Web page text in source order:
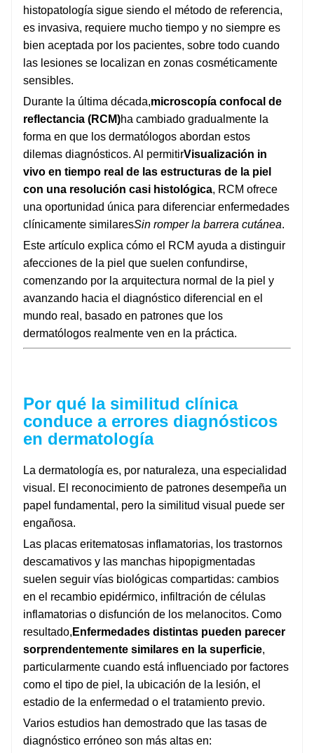
histopatología sigue siendo el método de referencia,
es invasiva, requiere mucho tiempo y no siempre es
bien aceptada por los pacientes, sobre todo cuando
las lesiones se localizan en zonas cosméticamente
sensibles.
Durante la última década,microscopía confocal de
reflectancia (RCM)ha cambiado gradualmente la
forma en que los dermatólogos abordan estos
dilemas diagnósticos. Al permitirVisualización in
vivo en tiempo real de las estructuras de la piel
con una resolución casi histológica, RCM ofrece
una oportunidad única para diferenciar enfermedades
clínicamente similaresSin romper la barrera cutánea.
Este artículo explica cómo el RCM ayuda a distinguir
afecciones de la piel que suelen confundirse,
comenzando por la arquitectura normal de la piel y
avanzando hacia el diagnóstico diferencial en el
mundo real, basado en patrones que los
dermatólogos realmente ven en la práctica.
Por qué la similitud clínica
conduce a errores diagnósticos
en dermatología
La dermatología es, por naturaleza, una especialidad
visual. El reconocimiento de patrones desempeña un
papel fundamental, pero la similitud visual puede ser
engañosa.
Las placas eritematosas inflamatorias, los trastornos
descamativos y las manchas hipopigmentadas
suelen seguir vías biológicas compartidas: cambios
en el recambio epidérmico, infiltración de células
inflamatorias o disfunción de los melanocitos. Como
resultado, Enfermedades distintas pueden parecer
sorprendentemente similares en la superficie,
particularmente cuando está influenciado por factores
como el tipo de piel, la ubicación de la lesión, el
estadio de la enfermedad o el tratamiento previo.
Varios estudios han demostrado que las tasas de
diagnóstico erróneo son más altas en: